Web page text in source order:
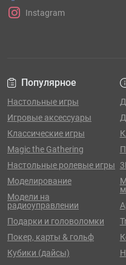
Популярное
Настольные игры
Игровые аксессуары
Классические игры
Magic the Gathering
Настольные ролевые игры
Моделирование
Модели на
радиоуправлении
Подарки и головоломки
Покер, карты & гольф
Кубики (дайсы)
Instagram